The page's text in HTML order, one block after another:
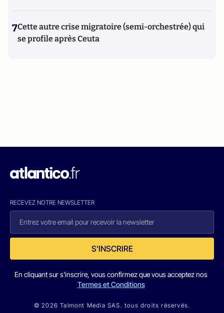
7Cette autre crise migratoire (semi-orchestrée) qui
se profile après Ceuta
RECEVEZ NOTRE NEWSLETTER
S'INSCRIRE
En cliquant sur s'inscrire, vous confirmez que vous acceptez nos
Termes et Conditions
© 2026 Talmont Media SAS. tous droits réservés.